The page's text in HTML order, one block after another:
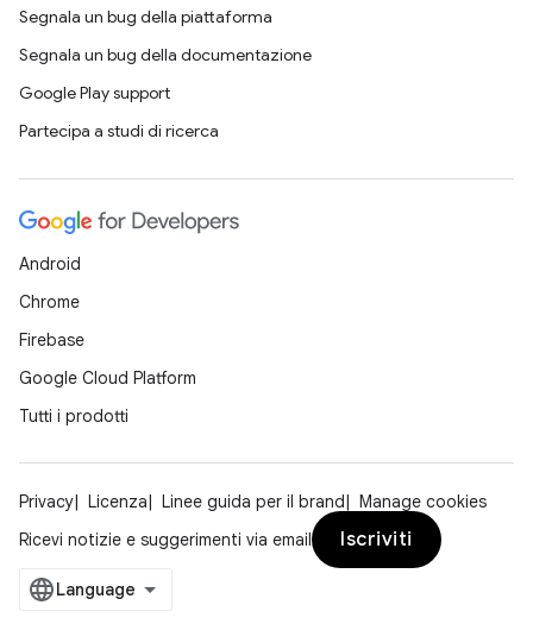
Segnala un bug della piattaforma
Segnala un bug della documentazione
Google Play support
Partecipa a studi di ricerca
Android
Chrome
Firebase
Google Cloud Platform
Tutti i prodotti
Privacy Licenza Linee guida per il brand
Manage cookies
Ricevi notizie e suggerimenti via email
Iscriviti